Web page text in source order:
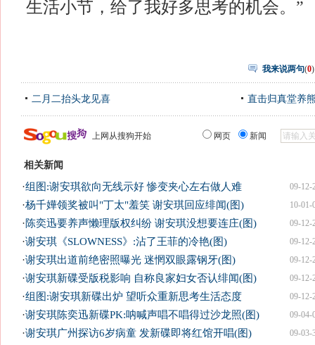
生活小节，给了我好多思考的机会。”
我来说两句(0)
二月二抬头龙见喜 直击归真堂养
上网从搜狗开始 网页 新闻
相关新闻
09-12-
·组图:谢安琪欲向无线示好 惨变夹心左右做人难
10-01-
·杨千嬅领奖被叫"丁太"羞笑 谢安琪回应绯闻(图)
09-12-
·陈奕迅要养声懒理版权纠纷 谢安琪没想要连庄(图)
09-12-
·谢安琪《SLOWNESS》:沾了王菲的冷艳(图)
09-12-
·谢安琪出道前绝密照曝光 迷惘双眼露钢牙(图)
09-12-
·谢安琪新碟受版税影响 自称良家妇女否认绯闻(图)
09-12-
·组图:谢安琪新碟出炉 望听众重新思考生活态度
09-04-
·谢安琪陈奕迅新碟PK:呐喊声唱不唱得过沙龙照(图)
09-03-
·谢安琪广州探访6岁病童 发新碟即将红馆开唱(图)